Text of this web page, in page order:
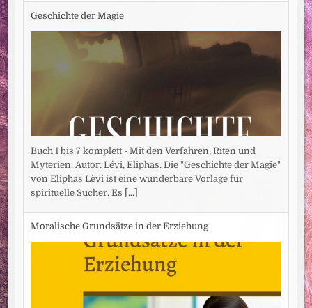
Geschichte der Magie
Buch 1 bis 7 komplett - Mit den Verfahren, Riten und
Myterien. Autor: Lévi, Eliphas. Die "Geschichte der Magie"
von Eliphas Lèvi ist eine wunderbare Vorlage für
spirituelle Sucher. Es [...]
Moralische Grundsätze in der Erziehung